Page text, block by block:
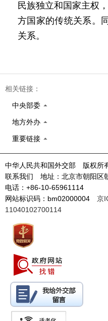
民族独立和国家主权
方国家的传统关系。
关系。
相关链接：
中央部委
地方外办
重要链接
中华人民共和国外交部 版权所
联系我们 地址：北京市朝阳
电话：+86-10-65961114
网站标识码：bm02000004 京
11040102700114